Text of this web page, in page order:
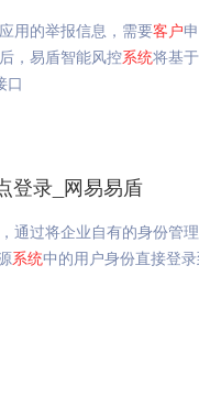
用的举报信息，需要客户
，易盾智能风控系统将基
口
登录_网易易盾
，通过将企业自有的身份管理
系统中的用户身份直接登